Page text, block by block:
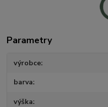
Parametry
výrobce
barva
výška